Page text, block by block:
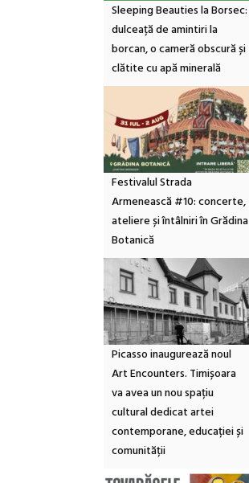
Sleeping Beauties la Borsec:
dulceață de amintiri la
borcan, o cameră obscură și
clătite cu apă minerală
Festivalul Strada
Armenească #10: concerte,
ateliere și întâlniri în Grădina
Botanică
Picasso inaugurează noul
Art Encounters. Timișoara
va avea un nou spațiu
cultural dedicat artei
contemporane, educației și
comunității